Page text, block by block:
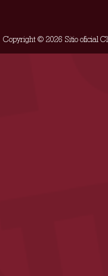
Copyright © 2026 Sitio oficial